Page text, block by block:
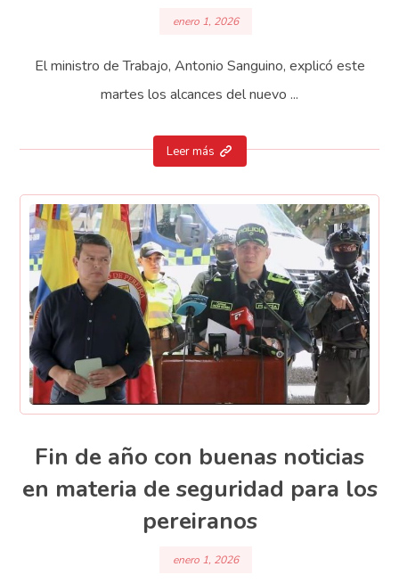
enero 1, 2026
El ministro de Trabajo, Antonio Sanguino, explicó este
martes los alcances del nuevo ...
Leer más
Fin de año con buenas noticias
en materia de seguridad para los
pereiranos
enero 1, 2026